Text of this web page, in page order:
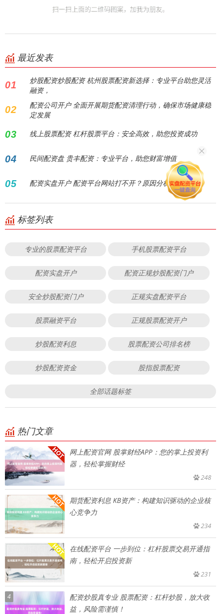
最近发表
01
炒股配资炒股配资 杭州股票配资新选择：专业平台助您灵活
融资，
02
配资公司开户 全面开展期货配资清理行动，确保市场健康稳
定发展
03 线上股票配资 杠杆股票平台：安全高效，助您投资成功
04 民间配资盘 贵丰配资：专业平台，助您财富增值
05 配资实盘开户 配资平台网站打不开？原因分析及应对策略
标签列表
专业的股票配资平台 手机股票配资平台
配资实盘开户 配资正规炒股配资门户
安全炒股配资门户 正规实盘配资平台
股票融资平台 正规股票配资开户
炒股配资利息 股票配资公司排名榜
炒股配资资金 股指股票配资
全部话题标签
热门文章
网上配资官网 股掌财经APP：您的掌上投资利
器，轻松掌握财经
248
期货配资利息 KB资产：构建知识驱动的企业核
心竞争力
234
在线配资平台 一步到位：杠杆股票交易开通指
南，轻松开启投资新
231
4
配资炒股真专业 股票配资：杠杆炒股，放大收
益，风险需谨慎！